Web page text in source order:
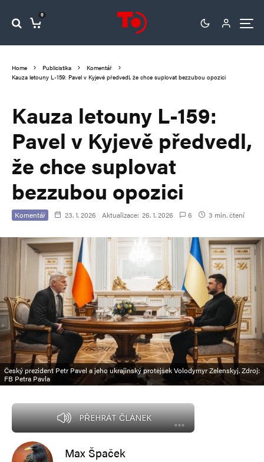
0
Home Publicistika
Komentář
Kauza letouny L-159: Pavel v Kyjevě předvedl, že chce suplovat bezzubou opozici
Kauza letouny L-159:
Pavel v Kyjevě předvedl,
že chce suplovat
bezzubou opozici
Komentář 23. 1. 2026 Aktualizace: 26. 1. 2026 6 3 min. čtení
Český prezident Petr Pavel a jeho ukrajinský protějšek Volodymyr Zelenskyj. Zdroj:
FB Petra Pavla
PŘEHRÁT ČLÁNEK
Max Špaček